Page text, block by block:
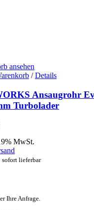
ansehen
/ Details
Ansaugrohr
Turbolader
MwSt.
lieferbar
Ihre Anfrage.